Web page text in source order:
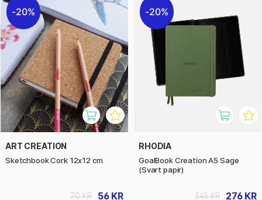
20%
ART CREATION
Sketchbook Cork 12x12 cm
56 KR
70 KR
20%
RHODIA
GoalBook Creation A5 Sage
(Svart papir)
276 KR
345 KR